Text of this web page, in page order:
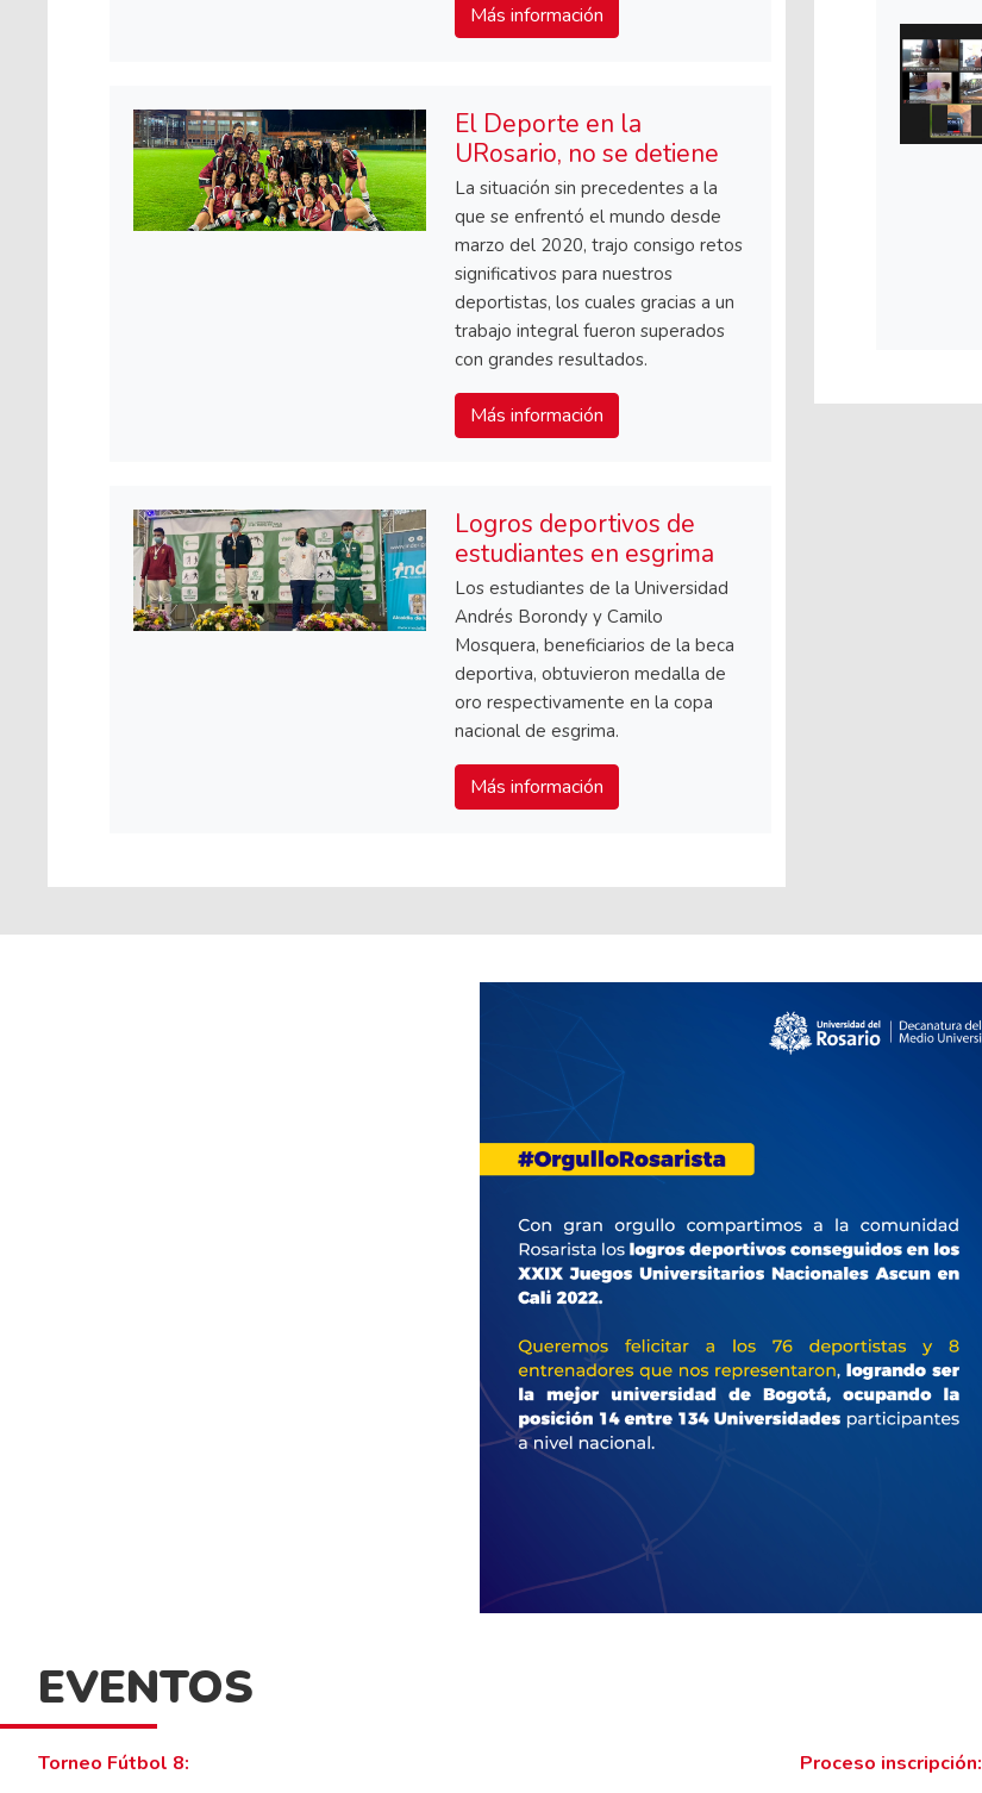
Más información
El Deporte en la
URosario, no se detiene
La situación sin precedentes a la
que se enfrentó el mundo desde
marzo del 2020, trajo consigo retos
significativos para nuestros
deportistas, los cuales gracias a un
trabajo integral fueron superados
con grandes resultados.
Más información
Logros deportivos de
estudiantes en esgrima
Los estudiantes de la Universidad
Andrés Borondy y Camilo
Mosquera, beneficiarios de la beca
deportiva, obtuvieron medalla de
oro respectivamente en la copa
nacional de esgrima.
Más información
EVENTOS
Torneo Fútbol 8: Proceso inscripción: